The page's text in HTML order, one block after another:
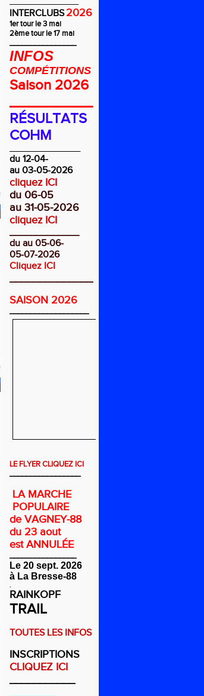
INTERCLUBS 2026
1er tour le 3 mai
2ème tour le 17 mai
________________
INFOS
COMPÉTITIONS
Saison 2026
__________
RÉSULTATS
COHM
du 12-04-
au 03-05-2026
cliquez ICI
du 06-05
au 31-05-2026
cliquez ICI
_____________
du au 05-06-
05-07-2026
Cliquez ICI
SAISON 2026
___________________
LE FLYER CLIQUEZ ICI
_________________
LA MARCHE
POPULAIRE
de VAGNEY-88
du 23 aout
est ANNULÉE
________________
Le 20 sept. 2026
à La Bresse-88
RAINKOPF
TRAIL
TOUTES LES INFOS
INSCRIPTIONS
CLIQUEZ ICI